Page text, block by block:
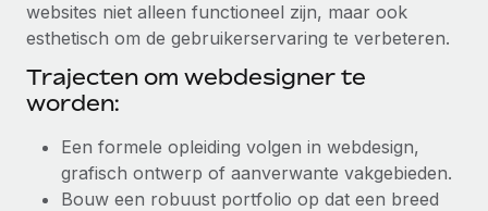
websites niet alleen functioneel zijn, maar ook
esthetisch om de gebruikerservaring te verbeteren.
Trajecten om webdesigner te
worden:
Een formele opleiding volgen in webdesign,
grafisch ontwerp of aanverwante vakgebieden.
Bouw een robuust portfolio op dat een breed